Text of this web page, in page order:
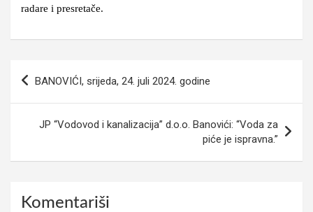
radare i presretače.
BANOVIĆI, srijeda, 24. juli 2024. godine
JP “Vodovod i kanalizacija” d.o.o. Banovići: “Voda za
piće je ispravna.”
Komentariši